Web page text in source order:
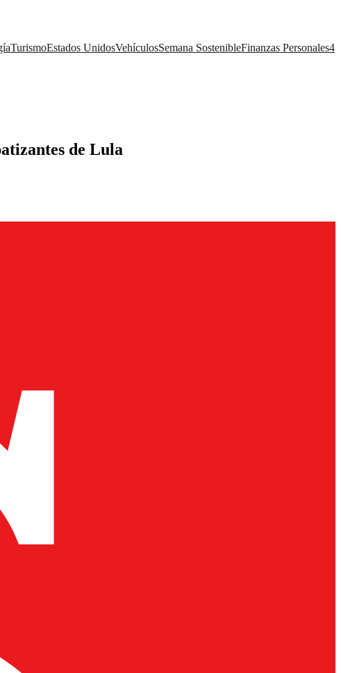
TurismoEstados UnidosVehículosSemana SostenibleFinanzas Personales4
de Lula